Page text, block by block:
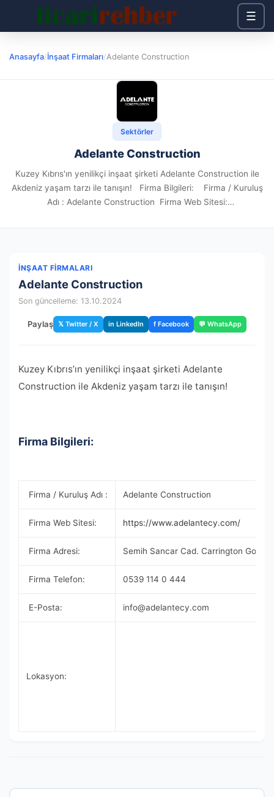
☰
Anasayfa/İnşaat Firmaları/Adelante Construction
Sektörler
Adelante Construction
Kuzey Kıbrıs'ın yenilikçi inşaat şirketi Adelante Construction ile
Akdeniz yaşam tarzı ile tanışın! Firma Bilgileri: Firma / Kuruluş
Adı : Adelante Construction Firma Web Sitesi:
İNŞAAT FIRMALARI
Adelante Construction
Son güncelleme: 13.10.2024
Paylaş 𝕏 Twitter / X in LinkedIn f Facebook 💬 WhatsApp
Kuzey Kıbrıs’ın yenilikçi inşaat şirketi Adelante
Construction ile Akdeniz yaşam tarzı ile tanışın!
Firma Bilgileri:
Firma / Kuruluş Adı : Adelante Construction
Firma Web Sitesi: https://www.adelantecy.com/
Firma Adresi: Semih Sancar Cad. Carrington Gold
Firma Telefon: 0539 114 0 444
E-Posta: info@adelantecy.com
Lokasyon: